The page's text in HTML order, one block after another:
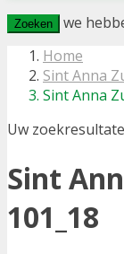
Zoeken we
Home
Sint Anna
Sint Anna
Uw
Sint
101_18